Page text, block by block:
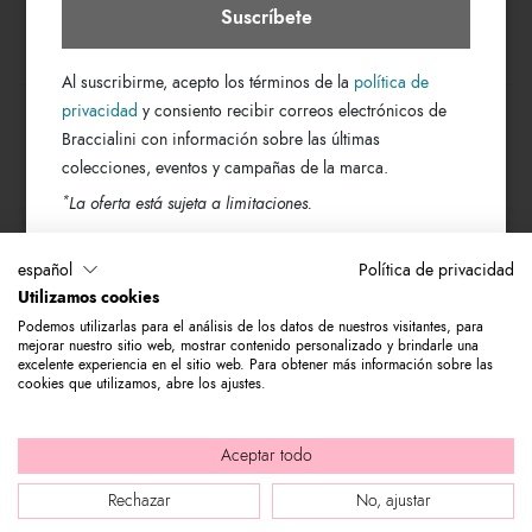
Buscar ciudad
SUSCRÍBETE AL BOLETÍN
Suscríbete a nuestro boletín para mantenerte al día de las novedades del
mundo de Braccialini. De inmediato para ti, un 10 % de descuento para
usar en tu primera compra.
© 2026 Graziella Braccialini S.p.A. - Domicilio social: Via di
Casellina 61/D 50018, Scandicci (FI) - P.I. 01388540518 - REA FI -
564449 |Company info Credits: bloomart.it
Suscríbete
Al suscribirme, acepto los términos de la política de
privacidad y consiento recibir correos electrónicos de
Braccialini con información sobre las últimas
colecciones, eventos y campañas de la marca.
*La oferta está sujeta a limitaciones.
español Política de privacidad
Utilizamos cookies
Podemos utilizarlas para el análisis de los datos de nuestros visitantes, para
mejorar nuestro sitio web, mostrar contenido personalizado y brindarle una
excelente experiencia en el sitio web. Para obtener más información sobre las
cookies que utilizamos, abre los ajustes.
Aceptar todo
Rechazar
No, ajustar